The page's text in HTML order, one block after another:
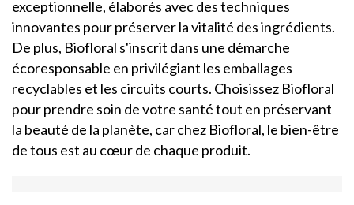
exceptionnelle, élaborés avec des techniques
innovantes pour préserver la vitalité des ingrédients.
De plus, Biofloral s'inscrit dans une démarche
écoresponsable en privilégiant les emballages
recyclables et les circuits courts. Choisissez Biofloral
pour prendre soin de votre santé tout en préservant
la beauté de la planète, car chez Biofloral, le bien-être
de tous est au cœur de chaque produit.